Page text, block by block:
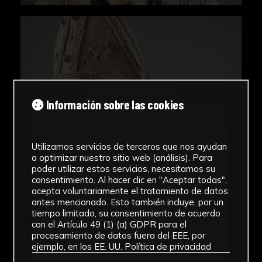
catedral desarrolló trabajos escultóricos en
barro cocido, talla en piedra, madera dorada y
policromada en las restauraciones dirigidas
por Adolfo Fernández Casanova, Joaquín
Fernández Ayarragaray, Joaquín de la Concha
y Francisco Javier de Luque: las cajas de los
órganos y la sillería de coro, las portadas,
retablo mayor, Virgen de la Sede y Virgen de
cfr. Laguna Paúl, Teresa(2015): "Busto de San
Fulgencio". En: Beltrán Fortes, José/Méndez
Rodríguez, Luis (eds.): Yesos: gipsoteca de la
Universidad de Sevilla : recuperación de la
colección de vaciados : antigua Real Fábrica de
Tabaco. Sevilla: Universidad de Sevilla, p. 189.
Bibliografía:
Información sobre las cookies
Utilizamos servicios de terceros que nos ayudan
a optimizar nuestro sitio web (análisis). Para
poder utilizar estos servicios, necesitamos su
consentimiento. Al hacer clic en "Aceptar todas",
acepta voluntariamente el tratamiento de datos
antes mencionado. Esto también incluye, por un
tiempo limitado, su consentimiento de acuerdo
con el Artículo 49 (1) (a) GDPR para el
procesamiento de datos fuera del EEE, por
ejemplo, en los EE. UU. Política de privacidad